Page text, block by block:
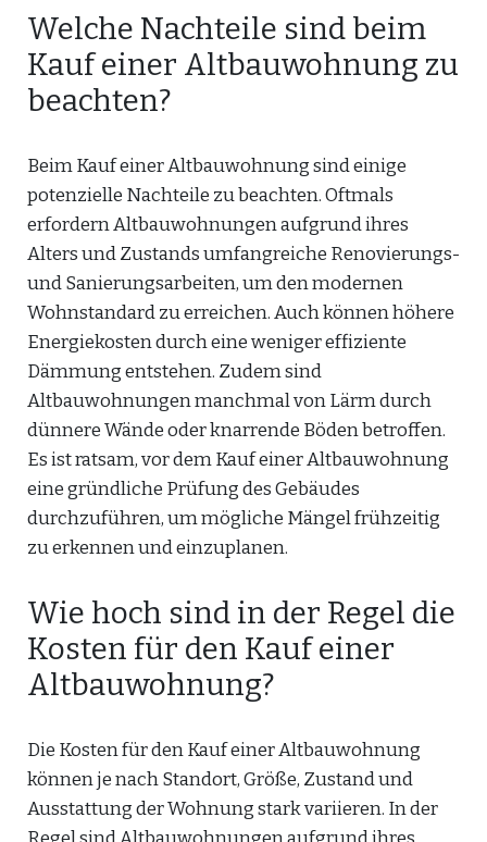
Welche Nachteile sind beim
Kauf einer Altbauwohnung zu
beachten?
Beim Kauf einer Altbauwohnung sind einige
potenzielle Nachteile zu beachten. Oftmals
erfordern Altbauwohnungen aufgrund ihres
Alters und Zustands umfangreiche Renovierungs-
und Sanierungsarbeiten, um den modernen
Wohnstandard zu erreichen. Auch können höhere
Energiekosten durch eine weniger effiziente
Dämmung entstehen. Zudem sind
Altbauwohnungen manchmal von Lärm durch
dünnere Wände oder knarrende Böden betroffen.
Es ist ratsam, vor dem Kauf einer Altbauwohnung
eine gründliche Prüfung des Gebäudes
durchzuführen, um mögliche Mängel frühzeitig
zu erkennen und einzuplanen.
Wie hoch sind in der Regel die
Kosten für den Kauf einer
Altbauwohnung?
Die Kosten für den Kauf einer Altbauwohnung
können je nach Standort, Größe, Zustand und
Ausstattung der Wohnung stark variieren. In der